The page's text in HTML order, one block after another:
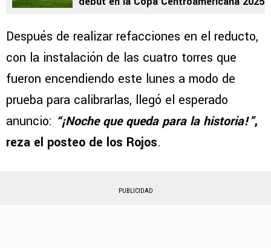
Después de realizar refacciones en el reducto,
con la instalación de las cuatro torres que
fueron encendiendo este lunes a modo de
prueba para calibrarlas, llegó el esperado
anuncio: “¡Noche que queda para la historia!”,
reza el posteo de los Rojos.
PUBLICIDAD